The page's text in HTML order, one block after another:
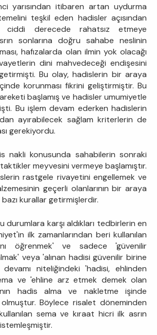
yarısından itibaren artan uydurma
teşkil eden hadisler açısından
ciddi derecede rahatsız etmeye
sonlarına doğru sahabe neslinin
hafızalarda olan ilmin yok olacağı
dini mahvedeceği endişesini
Bu olay, hadislerin bir araya
korunması fikrini geliştirmiştir. Bu
başlamış ve hadisler umumiyetle
Bu işlem devam ederken hadislerin
ayırabilecek sağlam kriterlerin de
gerekiyordu.
nakli konusunda sahabilerin sonraki
meyvesini vermeye başlamıştır.
rastgele rivayetini engellemek ve
geçerli olanlarının bir araya
kurallar getirmiş­lerdir.
durumlara karşı aldıkları tedbirlerin en
ilk zamanlarından beri kullanılan
öğrenmek' ve sadece 'güvenilir
veya 'alınan hadisi güvenilir birine
niteliğindeki 'hadisi, ehlinden
ve 'ehline arz etmek demek olan
hadis alma ve nakletme işinde
olmuştur. Böylece risalet döneminden
sema ve kıraat hicri ilk asrın